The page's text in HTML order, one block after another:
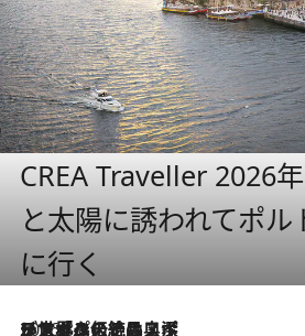
CREA Traveller 2026
と太陽に誘われてポ
に行く
2026.8.8
リスボンの絶品スイーツ「パステル・デ・ナタ」とは？ポルトガル伝統の奥深い世界へ